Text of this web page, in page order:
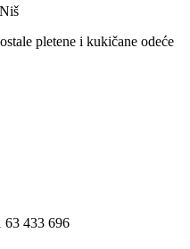
pletene i kukičane odeće
63 433 696